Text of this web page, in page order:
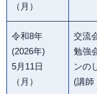
（月）
令和8年
(2026年)
5月11日
（月）
交流
勉強
ンの
(講師